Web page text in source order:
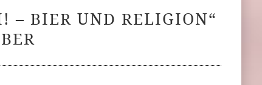
– BIER UND RELIGION“